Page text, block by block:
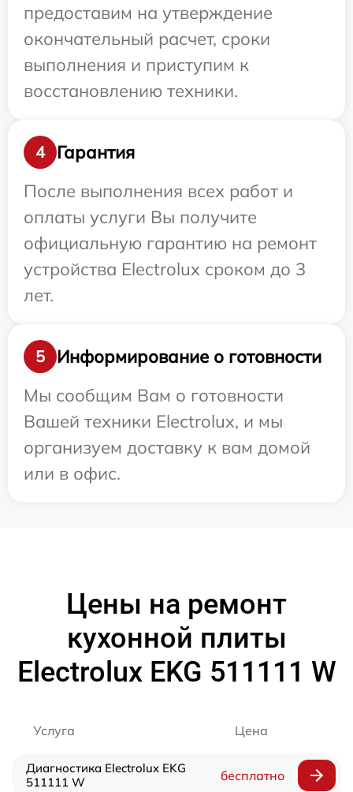
предоставим на утверждение
окончательный расчет, сроки
выполнения и приступим к
восстановлению техники.
4
Гарантия
После выполнения всех работ и
оплаты услуги Вы получите
официальную гарантию на ремонт
устройства Electrolux сроком до 3
лет.
5
Информирование о готовности
Мы сообщим Вам о готовности
Вашей техники Electrolux, и мы
организуем доставку к вам домой
или в офис.
Цены на ремонт
кухонной плиты
Electrolux EKG 511111 W
Услуга Цена
Диагностика Electrolux EKG
511111 W
бесплатно